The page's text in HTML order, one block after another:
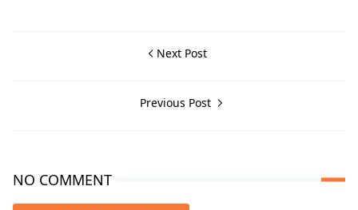
Next Post
Previous Post
NO COMMENT